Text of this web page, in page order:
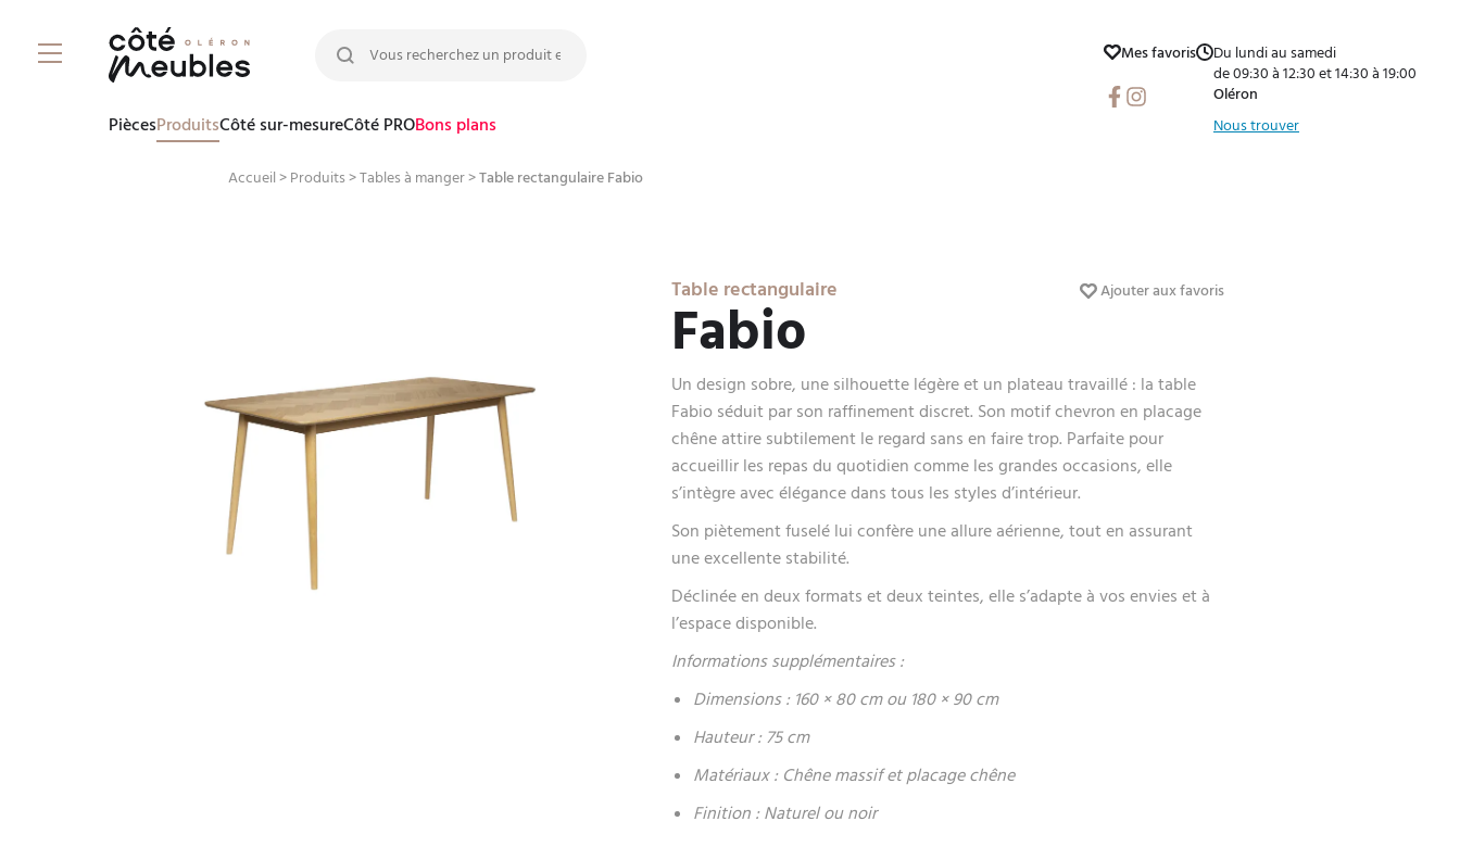
Rechercher :
PiècesProduitsCôté sur-mesureCôté PROBons plans
Mes favoris
Facebook
Instagram
Du lundi au samedi
de 09:30 à 12:30 et 14:30 à 19:00
Oléron
Nous trouver
Accueil > Produits>Tables à manger>Table rectangulaire Fabio
Table rectangulaire
Fabio
Ajouter aux favoris
Un design sobre, une silhouette légère et un plateau travaillé : la table
Fabio séduit par son raffinement discret. Son motif chevron en placage
chêne attire subtilement le regard sans en faire trop. Parfaite pour
accueillir les repas du quotidien comme les grandes occasions, elle
s’intègre avec élégance dans tous les styles d’intérieur.
Son piètement fuselé lui confère une allure aérienne, tout en assurant
une excellente stabilité.
Déclinée en deux formats et deux teintes, elle s’adapte à vos envies et à
l’espace disponible.
Informations supplémentaires :
Dimensions : 160 × 80 cm ou 180 × 90 cm
Hauteur : 75 cm
Matériaux : Chêne massif et placage chêne
Finition : Naturel ou noir